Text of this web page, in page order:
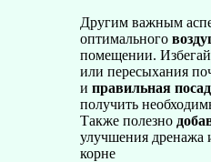
Другим важным
оптимального
помещении.
или пересыхания
и правильная
получить
Также полезно
улучшения дренажа
корне